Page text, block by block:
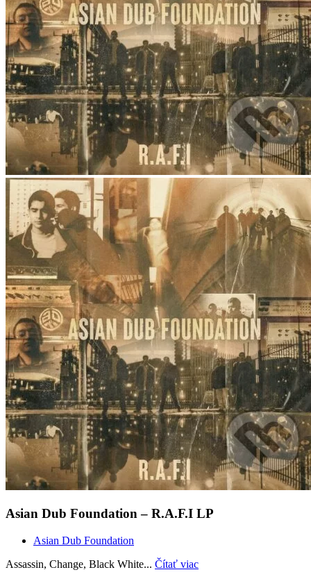
Asian Dub Foundation ‎– R.A.F.I LP
Asian Dub Foundation
Assassin, Change, Black White... Čítať viac